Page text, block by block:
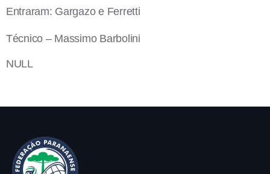
Entraram: Gargazo e Ferretti
Técnico – Massimo Barbolini
NULL